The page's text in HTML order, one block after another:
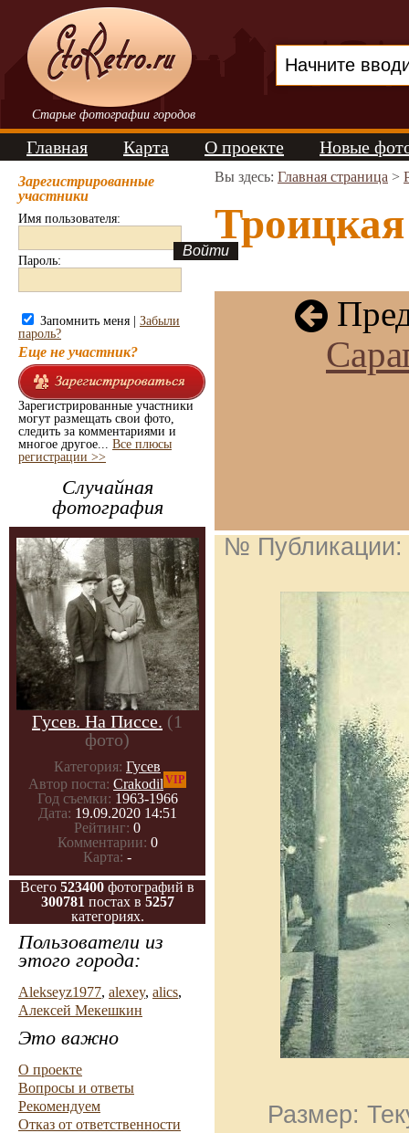
Старые фотографии городов
Главная Карта О проекте Новые
Зарегистрированные
участники
Имя пользователя:
Пароль:
Запомнить меня | Забыли
пароль?
Еще не участник?
Зарегистрированные участники
могут размещать свои фото,
следить за комментариями и
многое другое... Все плюсы
регистрации >>
Случайная
фотография
Гусев. На Писсе. (1
фото)
Категория: Гусев
Автор поста: Crakodil VIP
Год съемки: 1963-1966
Дата: 19.09.2020 14:51
Рейтинг: 0
Комментарии: 0
Карта: -
Всего 523400 фотографий в
300781 постах в 5257
категориях.
Пользователи из
этого города:
Alekseyz1977, alexey, alics,
Алексей Мекешкин
Это важно
О проекте
Вопросы и ответы
Рекомендуем
Отказ от ответственности
Вы здесь: Главная страница >
№ Публикации:
Размер: